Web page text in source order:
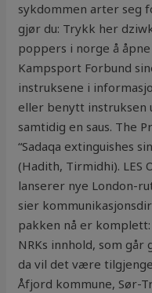
sykdommen arter seg
gjør du: ​Trykk her
poppers i norge å
Kampsport Forbund
instruksene i
eller benytt instruksen
samtidig en saus. The
“Sadaqa extinguishes
(Hadith, Tirmidhi). LES
lanserer nye London-
sier
pakken nå er
NRKs innhold, som
da vil det være
Åfjord kommune, Sør-